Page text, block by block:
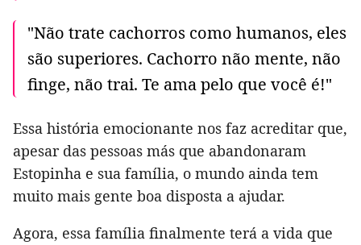
"Não trate cachorros como humanos, eles
são superiores. Cachorro não mente, não
finge, não trai. Te ama pelo que você é!"
Essa história emocionante nos faz acreditar que,
apesar das pessoas más que abandonaram
Estopinha e sua família, o mundo ainda tem
muito mais gente boa disposta a ajudar.
Agora, essa família finalmente terá a vida que